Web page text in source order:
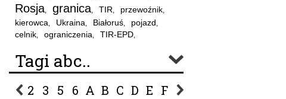
Rosja, granica, TIR, przewoźnik,
kierowca, Ukraina, Białoruś, pojazd,
celnik, ograniczenia, TIR-EPD,
Tagi abc..
2 3 5 6 A B C D E F G